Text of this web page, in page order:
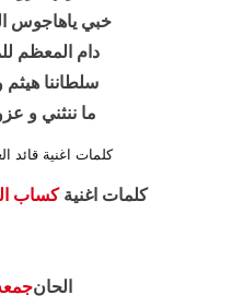
خبي ياهاجوس
دام المعظم
سلطاننا
ما ننثني و
كلمات اغنية قائد
كلمات اغنيةكساب
الحان